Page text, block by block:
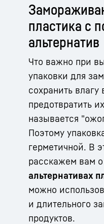
пластика с
альтернатив
Что важно при
упаковки для
сохранить влагу
предотвратить
называется
Поэтому
герметичной. В
расскажем вам
альтернативах
можно
и длительного
продуктов.